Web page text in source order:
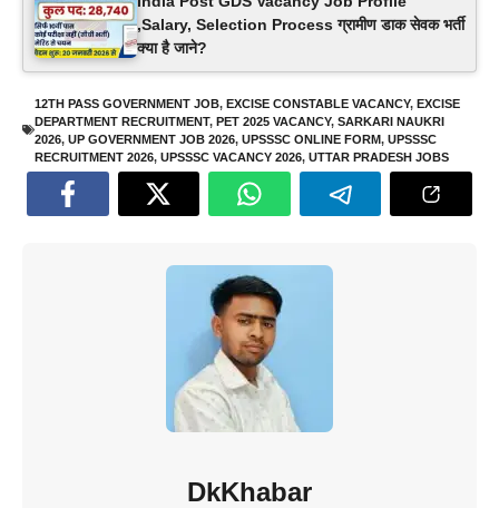
,Salary, Selection Process ग्रामीण डाक सेवक भर्ती
क्या है जाने?
12TH PASS GOVERNMENT JOB, EXCISE CONSTABLE VACANCY, EXCISE
DEPARTMENT RECRUITMENT, PET 2025 VACANCY, SARKARI NAUKRI
2026, UP GOVERNMENT JOB 2026, UPSSSC ONLINE FORM, UPSSSC
RECRUITMENT 2026, UPSSSC VACANCY 2026, UTTAR PRADESH JOBS
DkKhabar